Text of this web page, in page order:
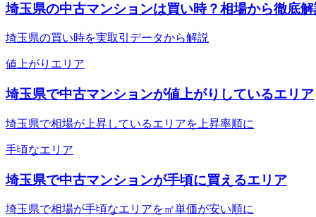
埼玉県の中古マンションは買い時？相場から徹底
埼玉県の買い時を実取引データから解説
値上がりエリア
埼玉県で中古マンションが値上がりしているエリア
埼玉県で相場が上昇しているエリアを上昇率順に
手頃なエリア
埼玉県で中古マンションが手頃に買えるエリア
埼玉県で相場が手頃なエリアを㎡単価が安い順に